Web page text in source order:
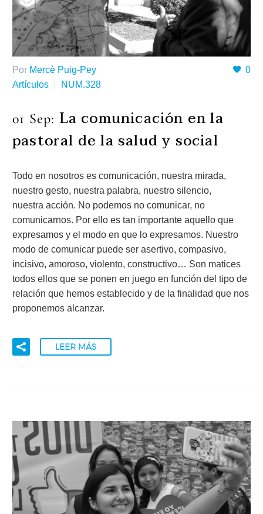
0
Por Mercè Puig-Pey
Artículos
NUM.328
01 Sep: La comunicación en la
pastoral de la salud y social
Todo en nosotros es comunicación, nuestra mirada,
nuestro gesto, nuestra palabra, nuestro silencio,
nuestra acción. No podemos no comunicar, no
comunicarnos. Por ello es tan importante aquello que
expresamos y el modo en que lo expresamos. Nuestro
modo de comunicar puede ser asertivo, compasivo,
incisivo, amoroso, violento, constructivo… Son matices
todos ellos que se ponen en juego en función del tipo de
relación que hemos establecido y de la finalidad que nos
proponemos alcanzar.
LEER MÁS